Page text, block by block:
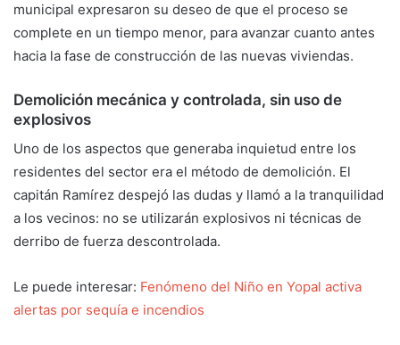
municipal expresaron su deseo de que el proceso se
complete en un tiempo menor, para avanzar cuanto antes
hacia la fase de construcción de las nuevas viviendas.
Demolición mecánica y controlada, sin uso de
explosivos
Uno de los aspectos que generaba inquietud entre los
residentes del sector era el método de demolición. El
capitán Ramírez despejó las dudas y llamó a la tranquilidad
a los vecinos: no se utilizarán explosivos ni técnicas de
derribo de fuerza descontrolada.
Le puede interesar: Fenómeno del Niño en Yopal activa
alertas por sequía e incendios